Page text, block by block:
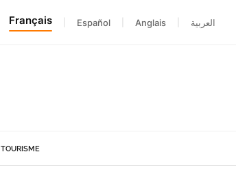
Français Español Anglais العربية
TOURISME